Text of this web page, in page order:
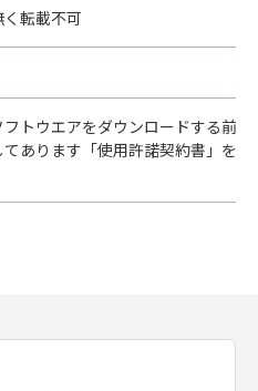
ら90日の間、「許諾ソ
されている記憶媒体
と言います）に物理的
保証します。当該保証
」に物理的な欠陥が発
キヤノンは、「メディ
す。
キヤノン、キヤノン
保証を含め、いかなる
るとを問わず一切し
転載不可
フトウエアをダウンロードする前
あります「使用許諾契約書」を